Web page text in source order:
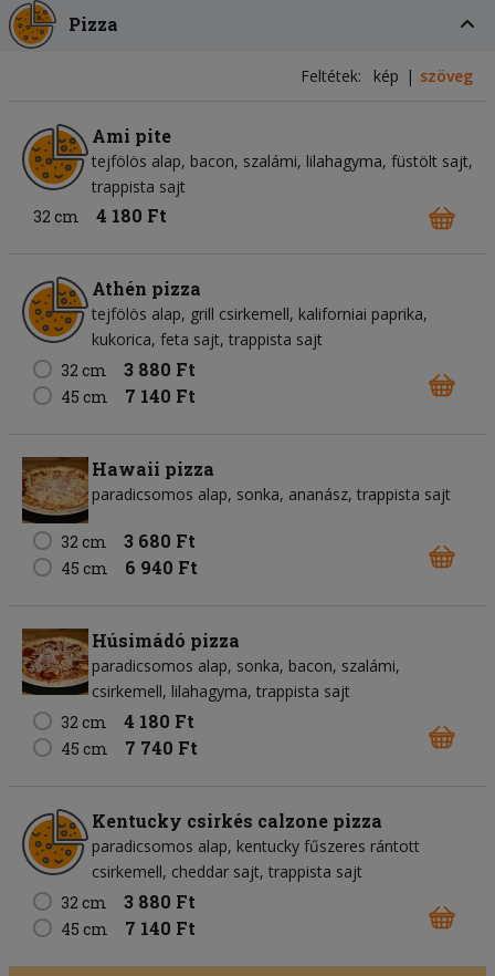
Pizza
Feltétek: kép szöveg
Ami pite
tejfölös alap bacon szalámi lilahagyma füstölt sajt
trappista sajt
32 cm
4 180 Ft
Athén pizza
tejfölös alap grill csirkemell kaliforniai paprika
kukorica feta sajt trappista sajt
32 cm
3 880 Ft
45 cm 7 140 Ft
Hawaii pizza
paradicsomos alap sonka ananász trappista sajt
32 cm 3 680 Ft
45 cm 6 940 Ft
Húsimádó pizza
paradicsomos alap sonka bacon szalámi
csirkemell lilahagyma trappista sajt
32 cm
4 180 Ft
45 cm 7 740 Ft
Kentucky csirkés calzone pizza
paradicsomos alap kentucky fűszeres rántott
csirkemell cheddar sajt trappista sajt
32 cm
3 880 Ft
45 cm 7 140 Ft